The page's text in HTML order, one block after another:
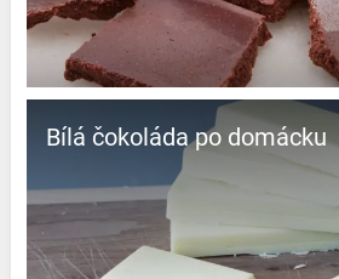
Bílá čokoláda po domácku